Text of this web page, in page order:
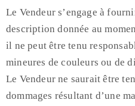
Le Vendeur s’engage à
description donnée au
il ne peut être tenu
mineures de couleurs ou de
Le Vendeur ne saurait être
dommages résultant d’une